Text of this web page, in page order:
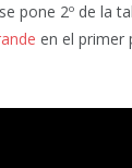
pone 2º de la
en el primer